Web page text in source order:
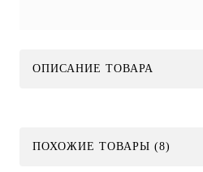
ОПИСАНИЕ ТОВАРА
ПОХОЖИЕ ТОВАРЫ (8)